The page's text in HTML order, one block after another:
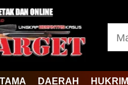
DAERAH HUKRIM